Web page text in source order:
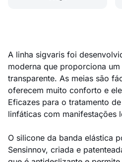
A linha sigvaris foi
moderna que proporciona
transparente. As meias são
oferecem muito conforto e
Eficazes para o tratamento
linfáticas com manifestações
O silicone da banda elástica
Sensinnov, criada e